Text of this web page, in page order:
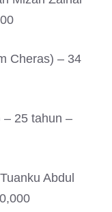
Cheras) – 34
– 25 tahun –
Abdul